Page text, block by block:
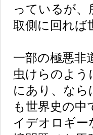
っているが、
取側に回れば
一部の極悪非
虫けらのよう
にあり、なら
も世界史の
イデオロギー